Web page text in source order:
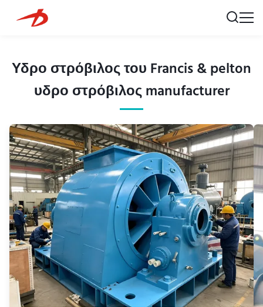
Υδρο στρόβιλος του Francis & pelton
υδρο στρόβιλος manufacturer